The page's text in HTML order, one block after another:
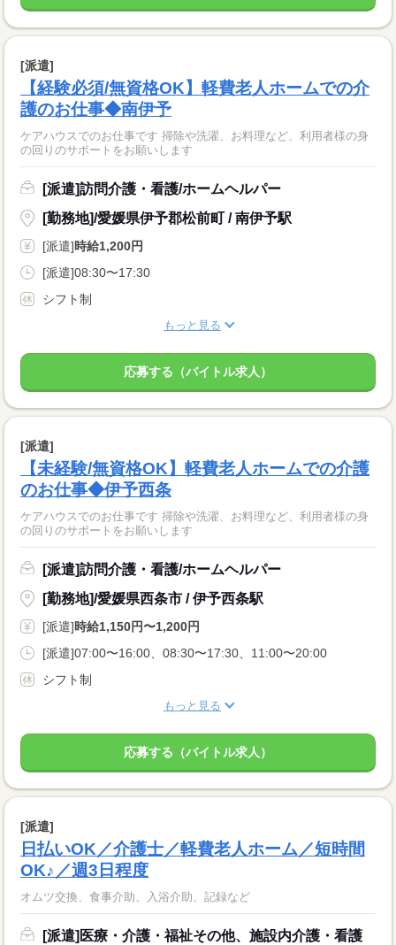
[派遣]
【経験必須/無資格OK】軽費老人ホームでの介
護のお仕事◆南伊予
ケアハウスでのお仕事です 掃除や洗濯、お料理など、利用者様の身
の回りのサポートをお願いします
[派遣]訪問介護・看護/ホームヘルパー
[勤務地]/愛媛県伊予郡松前町 / 南伊予駅
[派遣]時給1,200円
[派遣]08:30〜17:30
シフト制
もっと見る
応募する（バイトル求人）
[派遣]
【未経験/無資格OK】軽費老人ホームでの介護
のお仕事◆伊予西条
ケアハウスでのお仕事です 掃除や洗濯、お料理など、利用者様の身
の回りのサポートをお願いします
[派遣]訪問介護・看護/ホームヘルパー
[勤務地]/愛媛県西条市 / 伊予西条駅
[派遣]時給1,150円〜1,200円
[派遣]07:00〜16:00、08:30〜17:30、11:00〜20:00
シフト制
もっと見る
応募する（バイトル求人）
[派遣]
日払いOK／介護士／軽費老人ホーム／短時間
OK♪／週3日程度
オムツ交換、食事介助、入浴介助、記録など
[派遣]医療・介護・福祉その他、施設内介護・看護